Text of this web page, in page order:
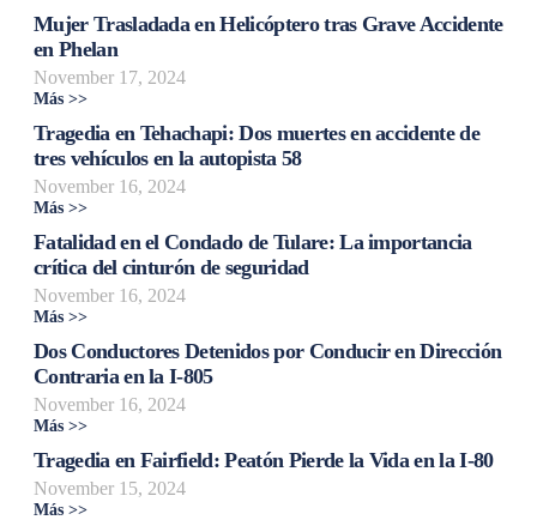
Mujer Trasladada en Helicóptero tras Grave Accidente
en Phelan
November 17, 2024
Más >>
Tragedia en Tehachapi: Dos muertes en accidente de
tres vehículos en la autopista 58
November 16, 2024
Más >>
Fatalidad en el Condado de Tulare: La importancia
crítica del cinturón de seguridad
November 16, 2024
Más >>
Dos Conductores Detenidos por Conducir en Dirección
Contraria en la I-805
November 16, 2024
Más >>
Tragedia en Fairfield: Peatón Pierde la Vida en la I-80
November 15, 2024
Más >>